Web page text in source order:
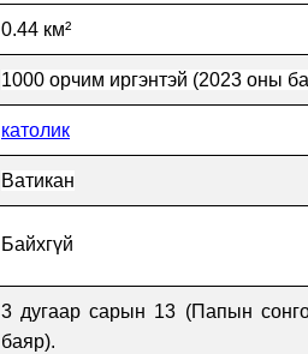
0.44 км²
1000 орчим иргэнтэй (2023 оны
католик
Ватикан
Байхгүй
3 дугаар сарын 13 (Папын
баяр).